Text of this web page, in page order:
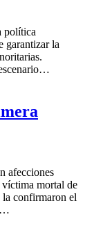
política
garantizar la
afecciones
víctima mortal de
confirmaron el